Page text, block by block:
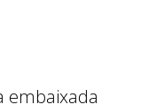
embaixada